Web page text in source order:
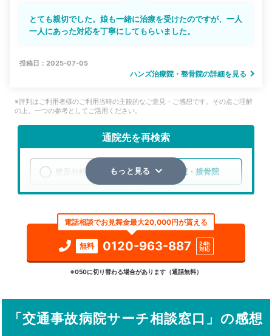
とても親切でした。娘も一緒に治療を受けたのですが、一人
一人にあった対応を丁寧にしてもらいました。
投稿日：2025-07-05
ハンズ治療院・整骨院の詳細を見る
※評判はご利用者様のご利用当時の主観的なご意見・ご感想です。その点ご理解
の上、一つの参考としてご活用ください。
通院先を再検索
整形外科 整骨院・接骨院
検索する
詳細条件で絞り込む
駅から探す 院名から探す
もっと見る
電話相談でお見舞金最大20,000円が貰える
無料 0120-963-887
24h
対応
※050に切り替わる場合があります（通話無料）
「交通事故病院サーチ相談窓口」の感想